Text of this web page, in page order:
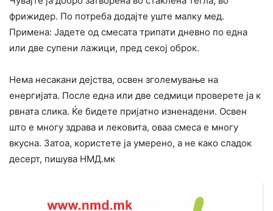
фрижидер. По потреба додајте уште малку мед.
Примена: Јадете од смесата трипати дневно по една
или две супени лажици, пред секој оброк.
Нема несакани дејства, освен зголемување на
енергијата. После една или две седмици проверете ја к
рвната слика. Ќе бидете пријатно изненадени. Освен
што е многу здрава и лековита, оваа смеса е многу
вкусна. Затоа, користете ја умерено, а не како сладок
десерт, пишува НМД.мк